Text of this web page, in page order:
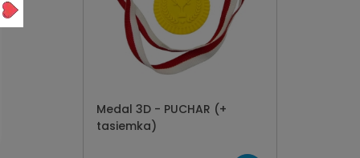
Medal 3D - PUCHAR (+
tasiemka)